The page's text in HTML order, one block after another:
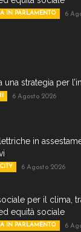
IN PARLAMENTO 6
una strategia per
6 Agosto 2026
in
6 Agosto 2026
per il clima,
equità sociale
IN PARLAMENTO 6